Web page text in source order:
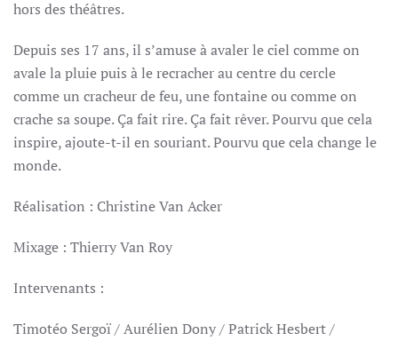
hors des théâtres.
Depuis ses 17 ans, il s’amuse à avaler le ciel comme on
avale la pluie puis à le recracher au centre du cercle
comme un cracheur de feu, une fontaine ou comme on
crache sa soupe. Ça fait rire. Ça fait rêver. Pourvu que cela
inspire, ajoute-t-il en souriant. Pourvu que cela change le
monde.
Réalisation : Christine Van Acker
Mixage : Thierry Van Roy
Intervenants :
Timotéo Sergoï / Aurélien Dony / Patrick Hesbert /